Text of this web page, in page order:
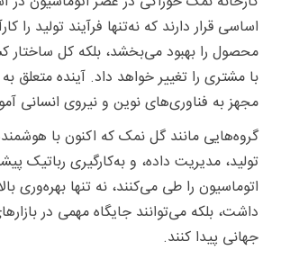
اساسی قرار دارند که نه‌تنها فرآیند تولید را
محصول را بهبود می‌بخشد، بلکه کل ساختار
با مشتری را تغییر خواهد داد. آینده متعلق به
مجهز به فناوری‌های نوین و نیروی انسانی
گروه‌هایی مانند گل نمک که اکنون با
تولید، مدیریت داده، و به‌کارگیری رباتیک
اتوماسیون را طی می‌کنند، نه تنها بهره‌وری
داشت، بلکه می‌توانند جایگاه مهمی در
جهانی پیدا کنند.